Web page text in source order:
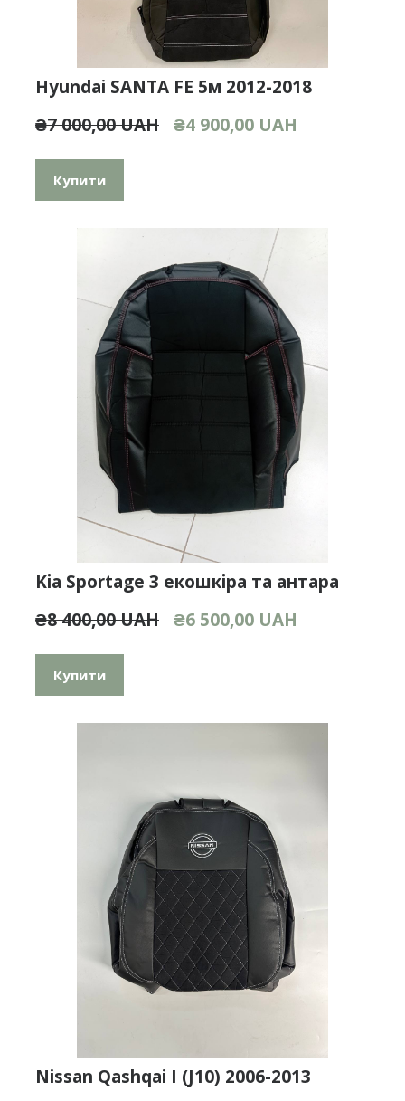
Hyundai SANTA FE 5м 2012-2018
₴7 000,00 UAH
₴4 900,00 UAH
Купити
Kia Sportage 3 екошкіра та антара
₴8 400,00 UAH
₴6 500,00 UAH
Купити
Nissan Qashqai I (J10) 2006-2013